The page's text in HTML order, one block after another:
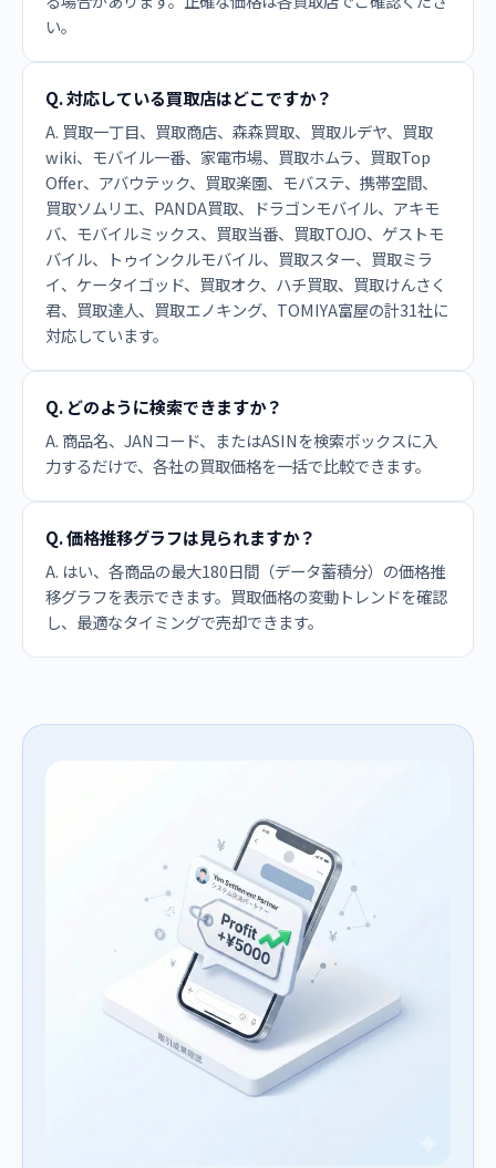
い。
Q. 対応している買取店はどこですか？
A. 買取一丁目、買取商店、森森買取、買取ルデヤ、買取
wiki、モバイル一番、家電市場、買取ホムラ、買取Top
Offer、アバウテック、買取楽園、モバステ、携帯空間、
買取ソムリエ、PANDA買取、ドラゴンモバイル、アキモ
バ、モバイルミックス、買取当番、買取TOJO、ゲストモ
バイル、トゥインクルモバイル、買取スター、買取ミラ
イ、ケータイゴッド、買取オク、ハチ買取、買取けんさく
君、買取達人、買取エノキング、TOMIYA富屋の計31社に
対応しています。
Q. どのように検索できますか？
A. 商品名、JANコード、またはASINを検索ボックスに入
力するだけで、各社の買取価格を一括で比較できます。
Q. 価格推移グラフは見られますか？
A. はい、各商品の最大180日間（データ蓄積分）の価格推
移グラフを表示できます。買取価格の変動トレンドを確認
し、最適なタイミングで売却できます。